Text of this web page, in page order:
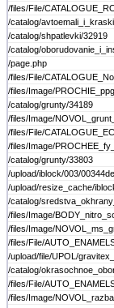
/files/File/
/catalog/
/catalog/shpatlevki/32919
/catalog/
/page.php
/files/File/
/files/Image/
/catalog/grunty/34189
/files/Image/
/files/File/
/files/Image/
/catalog/grunty/33803
/upload/iblock/003/
/upload/resize_cache/
/catalog/
/files/Image/
/files/Image/
/files/File/
/upload/file/UPOL/
/catalog/
/files/File/
/files/Image/